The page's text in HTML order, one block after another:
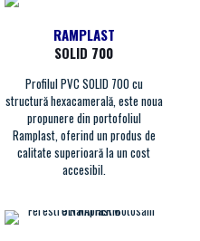
RAMPLAST
SOLID 700
Profilul PVC SOLID 700 cu
structură hexacamerală, este noua
propunere din portofoliul
Ramplast, oferind un produs de
calitate superioară la un cost
accesibil.